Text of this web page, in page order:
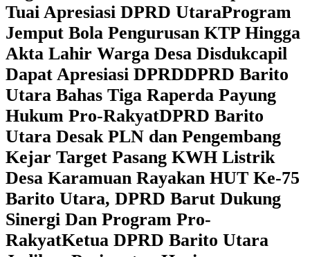
Tuai Apresiasi DPRD UtaraProgram
Jemput Bola Pengurusan KTP Hingga
Akta Lahir Warga Desa Disdukcapil
Dapat Apresiasi DPRDDPRD Barito
Utara Bahas Tiga Raperda Payung
Hukum Pro-RakyatDPRD Barito
Utara Desak PLN dan Pengembang
Kejar Target Pasang KWH Listrik
Desa Karamuan Rayakan HUT Ke-75
Barito Utara, DPRD Barut Dukung
Sinergi Dan Program Pro-
RakyatKetua DPRD Barito Utara